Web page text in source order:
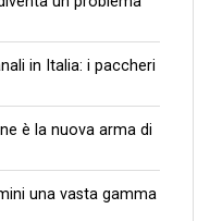
in Italia: i paccheri
è la nuova arma di
una vasta gamma